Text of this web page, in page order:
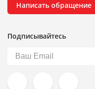
Написать обращение
Подписывайтесь